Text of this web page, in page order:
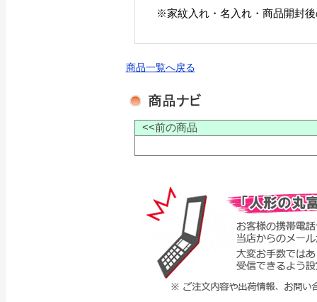
※家紋入れ・名入れ・商品開封
商品一覧へ戻る
<<前の商品